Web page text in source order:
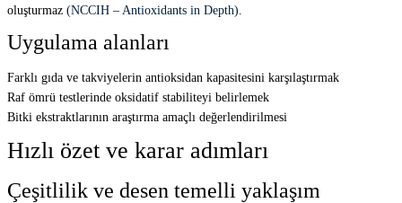
oluşturmaz (NCCIH – Antioxidants in Depth).
Uygulama alanları
Farklı gıda ve takviyelerin antioksidan kapasitesini karşılaştırmak
Raf ömrü testlerinde oksidatif stabiliteyi belirlemek
Bitki ekstraktlarının araştırma amaçlı değerlendirilmesi
Hızlı özet ve karar adımları
Çeşitlilik ve desen temelli yaklaşım